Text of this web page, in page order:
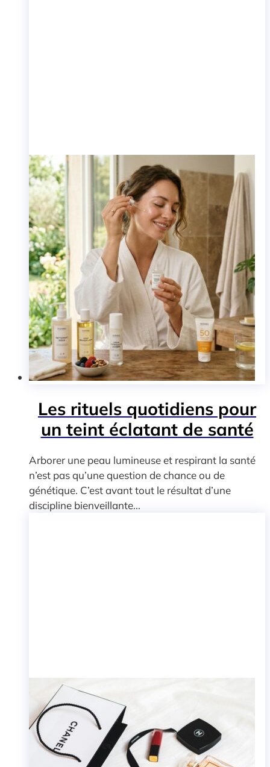
Les rituels quotidiens pour
un teint éclatant de santé
Arborer une peau lumineuse et respirant la santé
n’est pas qu’une question de chance ou de
génétique. C’est avant tout le résultat d’une
discipline bienveillante...